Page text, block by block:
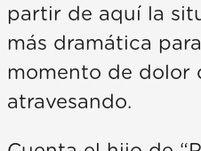
partir de aquí la
más dramática
momento de dolor
atravesando.